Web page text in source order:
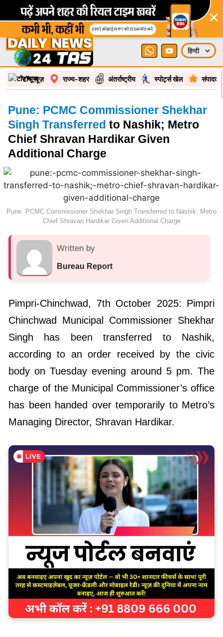
×
टॉप न्यूज़ राज्य-शहर अंतर्राष्ट्रीय स्पोर्ट्स खेल
Pune: PCMC Commissioner Shekhar
Singh Transferred to Nashik; Metro
Chief Shravan Hardikar Given
Additional Charge
Pune: PCMC Commissioner Shekhar Singh Transferred to Nashik; Metro
Chief Shravan Hardikar Given Additional Charge
Written by
Bureau Report
Pimpri-Chinchwad, 7th October 2025: Pimpri
Chinchwad Municipal Commissioner Shekhar
Singh has been transferred to Nashik,
according to an order received by the civic
body on Tuesday evening around 5 pm. The
charge of the Municipal Commissioner’s office
has been handed over temporarily to Metro’s
Managing Director, Shravan Hardikar.